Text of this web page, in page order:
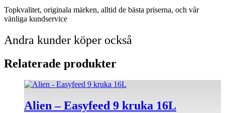
Topkvalitet, originala märken, alltid de bästa priserna, och vår
vänliga kundservice
Andra kunder köper också
Relaterade produkter
Alien – Easyfeed 9 kruka 16L